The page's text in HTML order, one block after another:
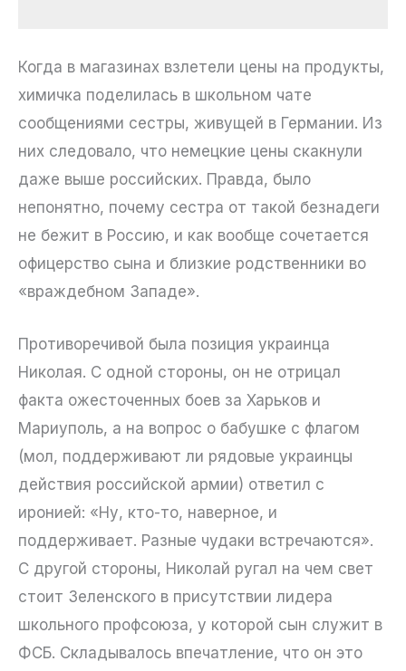
Когда в магазинах взлетели цены на продукты,
химичка поделилась в школьном чате
сообщениями сестры, живущей в Германии. Из
них следовало, что немецкие цены скакнули
даже выше российских. Правда, было
непонятно, почему сестра от такой безнадеги
не бежит в Россию, и как вообще сочетается
офицерство сына и близкие родственники во
«враждебном Западе».
Противоречивой была позиция украинца
Николая. С одной стороны, он не отрицал
факта ожесточенных боев за Харьков и
Мариуполь, а на вопрос о бабушке с флагом
(мол, поддерживают ли рядовые украинцы
действия российской армии) ответил с
иронией: «Ну, кто-то, наверное, и
поддерживает. Разные чудаки встречаются».
С другой стороны, Николай ругал на чем свет
стоит Зеленского в присутствии лидера
школьного профсоюза, у которой сын служит в
ФСБ. Складывалось впечатление, что он это